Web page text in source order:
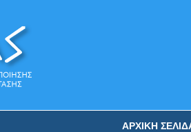
ΑΡΧΙΚΗ